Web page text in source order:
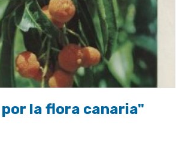
por la flora canaria"